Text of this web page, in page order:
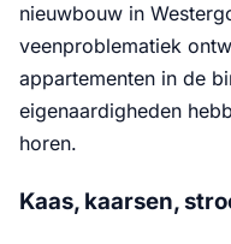
nieuwbouw in
veenproblematiek
appartementen in de
eigenaardigheden
horen.
Kaas, kaarsen,